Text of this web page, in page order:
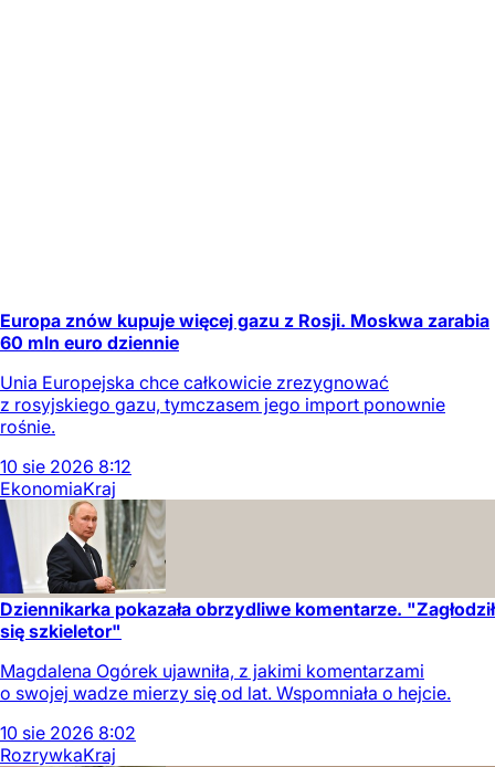
Europa znów kupuje więcej gazu z Rosji. Moskwa zarabia
60 mln euro dziennie
Unia Europejska chce całkowicie zrezygnować
z rosyjskiego gazu, tymczasem jego import ponownie
rośnie.
10 sie 2026 8:12
EkonomiaKraj
Dziennikarka pokazała obrzydliwe komentarze. "Zagłodził
się szkieletor"
Magdalena Ogórek ujawniła, z jakimi komentarzami
o swojej wadze mierzy się od lat. Wspomniała o hejcie.
10 sie 2026 8:02
RozrywkaKraj